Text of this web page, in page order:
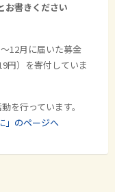
書きください
12月に届いた募金
円）を寄付していま
を行っています。
」のページへ